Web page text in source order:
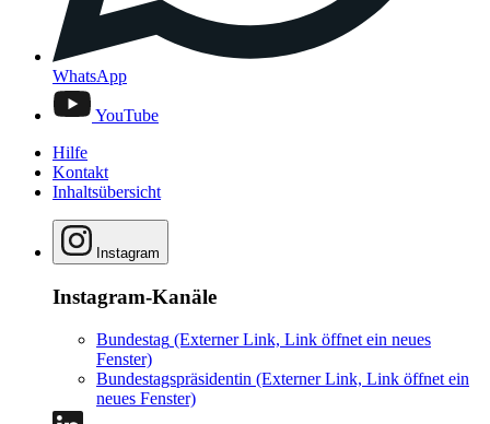
WhatsApp
YouTube
Hilfe
Kontakt
Inhaltsübersicht
Instagram
Instagram-Kanäle
Bundestag (Externer Link, Link öffnet ein neues
Fenster)
Bundestagspräsidentin (Externer Link, Link öffnet ein
neues Fenster)